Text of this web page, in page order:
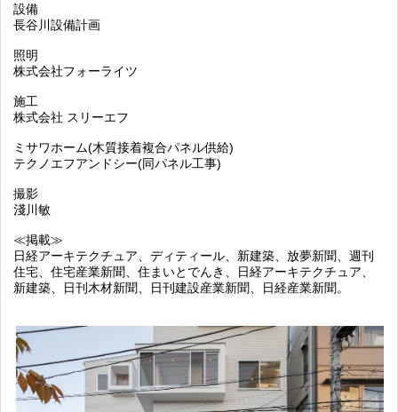
設備
長谷川設備計画
照明
株式会社フォーライツ
施工
株式会社 スリーエフ
ミサワホーム(木質接着複合パネル供給)
テクノエフアンドシー(同パネル工事)
撮影
淺川敏
≪掲載≫
日経アーキテクチュア、ディティール、新建築、放夢新聞、週刊
住宅、住宅産業新聞、住まいとでんき、日経アーキテクチュア、
新建築、日刊木材新聞、日刊建設産業新聞、日経産業新聞。